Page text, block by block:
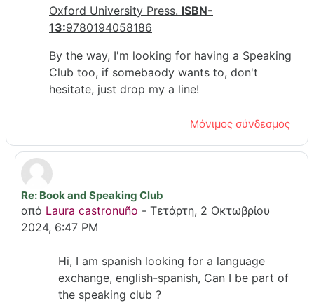
Oxford University Press. ISBN-
13:9780194058186
By the way, I'm looking for having a Speaking
Club too, if somebaody wants to, don't
hesitate, just drop my a line!
Μόνιμος σύνδεσμος
Σε απάντηση σε Luca Angelini Luna
Re: Book and Speaking Club
από Laura castronuño - Τετάρτη, 2 Οκτωβρίου
2024, 6:47 PM
Hi, I am spanish looking for a language
exchange, english-spanish, Can I be part of
the speaking club ?